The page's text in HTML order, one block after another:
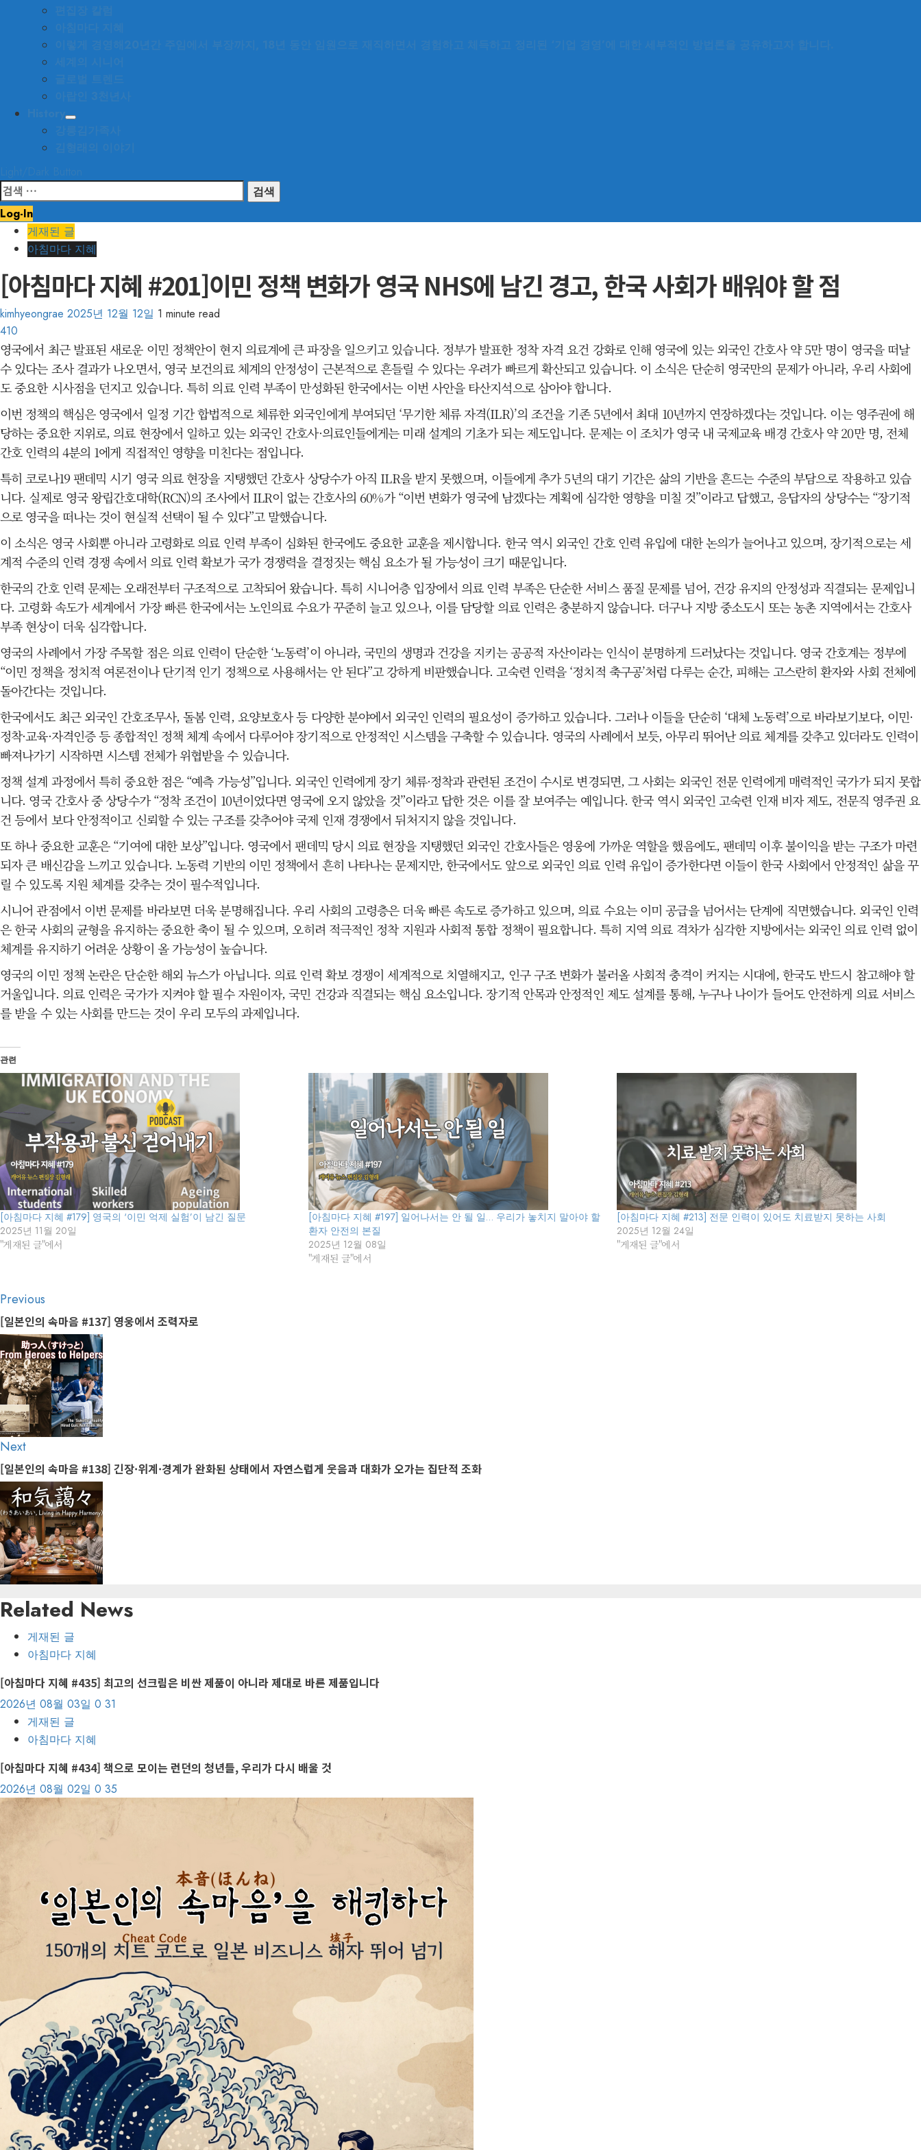
검
색:
Log-In
게재된 글
아침마다 지혜
[아침마다 지혜 #201]이민 정책 변화가 영국 NHS에 남긴 경고, 한국 사회가 배워야 할 점
kimhyeongrae 2025년 12월 12일 1 minute read
410
영국에서 최근 발표된 새로운 이민 정책안이 현지 의료계에 큰 파장을 일으키고 있습니다. 정부가 발표한 정착 자격 요건 강화로 인해 영국에 있는 외국인 간호사 약 5만 명이 영국을 떠날
수 있다는 조사 결과가 나오면서, 영국 보건의료 체계의 안정성이 근본적으로 흔들릴 수 있다는 우려가 빠르게 확산되고 있습니다. 이 소식은 단순히 영국만의 문제가 아니라, 우리 사회에
도 중요한 시사점을 던지고 있습니다. 특히 의료 인력 부족이 만성화된 한국에서는 이번 사안을 타산지석으로 삼아야 합니다.
이번 정책의 핵심은 영국에서 일정 기간 합법적으로 체류한 외국인에게 부여되던 ‘무기한 체류 자격(ILR)’의 조건을 기존 5년에서 최대 10년까지 연장하겠다는 것입니다. 이는 영주권에 해
당하는 중요한 지위로, 의료 현장에서 일하고 있는 외국인 간호사·의료인들에게는 미래 설계의 기초가 되는 제도입니다. 문제는 이 조치가 영국 내 국제교육 배경 간호사 약 20만 명, 전체
간호 인력의 4분의 1에게 직접적인 영향을 미친다는 점입니다.
특히 코로나19 팬데믹 시기 영국 의료 현장을 지탱했던 간호사 상당수가 아직 ILR을 받지 못했으며, 이들에게 추가 5년의 대기 기간은 삶의 기반을 흔드는 수준의 부담으로 작용하고 있습
니다. 실제로 영국 왕립간호대학(RCN)의 조사에서 ILR이 없는 간호사의 60%가 “이번 변화가 영국에 남겠다는 계획에 심각한 영향을 미칠 것”이라고 답했고, 응답자의 상당수는 “장기적
으로 영국을 떠나는 것이 현실적 선택이 될 수 있다”고 말했습니다.
이 소식은 영국 사회뿐 아니라 고령화로 의료 인력 부족이 심화된 한국에도 중요한 교훈을 제시합니다. 한국 역시 외국인 간호 인력 유입에 대한 논의가 늘어나고 있으며, 장기적으로는 세
계적 수준의 인력 경쟁 속에서 의료 인력 확보가 국가 경쟁력을 결정짓는 핵심 요소가 될 가능성이 크기 때문입니다.
한국의 간호 인력 문제는 오래전부터 구조적으로 고착되어 왔습니다. 특히 시니어층 입장에서 의료 인력 부족은 단순한 서비스 품질 문제를 넘어, 건강 유지의 안정성과 직결되는 문제입니
다. 고령화 속도가 세계에서 가장 빠른 한국에서는 노인의료 수요가 꾸준히 늘고 있으나, 이를 담당할 의료 인력은 충분하지 않습니다. 더구나 지방 중소도시 또는 농촌 지역에서는 간호사
부족 현상이 더욱 심각합니다.
영국의 사례에서 가장 주목할 점은 의료 인력이 단순한 ‘노동력’이 아니라, 국민의 생명과 건강을 지키는 공공적 자산이라는 인식이 분명하게 드러났다는 것입니다. 영국 간호계는 정부에
“이민 정책을 정치적 여론전이나 단기적 인기 정책으로 사용해서는 안 된다”고 강하게 비판했습니다. 고숙련 인력을 ‘정치적 축구공’처럼 다루는 순간, 피해는 고스란히 환자와 사회 전체에
돌아간다는 것입니다.
한국에서도 최근 외국인 간호조무사, 돌봄 인력, 요양보호사 등 다양한 분야에서 외국인 인력의 필요성이 증가하고 있습니다. 그러나 이들을 단순히 ‘대체 노동력’으로 바라보기보다, 이민·
정착·교육·자격인증 등 종합적인 정책 체계 속에서 다루어야 장기적으로 안정적인 시스템을 구축할 수 있습니다. 영국의 사례에서 보듯, 아무리 뛰어난 의료 체계를 갖추고 있더라도 인력이
빠져나가기 시작하면 시스템 전체가 위협받을 수 있습니다.
정책 설계 과정에서 특히 중요한 점은 “예측 가능성”입니다. 외국인 인력에게 장기 체류·정착과 관련된 조건이 수시로 변경되면, 그 사회는 외국인 전문 인력에게 매력적인 국가가 되지 못합
니다. 영국 간호사 중 상당수가 “정착 조건이 10년이었다면 영국에 오지 않았을 것”이라고 답한 것은 이를 잘 보여주는 예입니다. 한국 역시 외국인 고숙련 인재 비자 제도, 전문직 영주권 요
건 등에서 보다 안정적이고 신뢰할 수 있는 구조를 갖추어야 국제 인재 경쟁에서 뒤처지지 않을 것입니다.
또 하나 중요한 교훈은 “기여에 대한 보상”입니다. 영국에서 팬데믹 당시 의료 현장을 지탱했던 외국인 간호사들은 영웅에 가까운 역할을 했음에도, 팬데믹 이후 불이익을 받는 구조가 마련
되자 큰 배신감을 느끼고 있습니다. 노동력 기반의 이민 정책에서 흔히 나타나는 문제지만, 한국에서도 앞으로 외국인 의료 인력 유입이 증가한다면 이들이 한국 사회에서 안정적인 삶을 꾸
릴 수 있도록 지원 체계를 갖추는 것이 필수적입니다.
시니어 관점에서 이번 문제를 바라보면 더욱 분명해집니다. 우리 사회의 고령층은 더욱 빠른 속도로 증가하고 있으며, 의료 수요는 이미 공급을 넘어서는 단계에 직면했습니다. 외국인 인력
은 한국 사회의 균형을 유지하는 중요한 축이 될 수 있으며, 오히려 적극적인 정착 지원과 사회적 통합 정책이 필요합니다. 특히 지역 의료 격차가 심각한 지방에서는 외국인 의료 인력 없이
체계를 유지하기 어려운 상황이 올 가능성이 높습니다.
영국의 이민 정책 논란은 단순한 해외 뉴스가 아닙니다. 의료 인력 확보 경쟁이 세계적으로 치열해지고, 인구 구조 변화가 불러올 사회적 충격이 커지는 시대에, 한국도 반드시 참고해야 할
거울입니다. 의료 인력은 국가가 지켜야 할 필수 자원이자, 국민 건강과 직결되는 핵심 요소입니다. 장기적 안목과 안정적인 제도 설계를 통해, 누구나 나이가 들어도 안전하게 의료 서비스
를 받을 수 있는 사회를 만드는 것이 우리 모두의 과제입니다.
관련
[아침마다 지혜 #179] 영국의 ‘이민 억제 실험’이 남긴 질문
2025년 11월 20일
"게재된 글"에서
[아침마다 지혜 #197] 일어나서는 안 될 일… 우리가 놓치지 말아야 할
환자 안전의 본질
2025년 12월 08일
"게재된 글"에서
[아침마다 지혜 #213] 전문 인력이 있어도 치료받지 못하는 사회
2025년 12월 24일
"게재된 글"에서
Post
navigation
Previous
post:
[일본인의 속마음 #137] 영웅에서 조력자로
NextNext
post:
[일본인의 속마음 #138] 긴장·위계·경계가 완화된 상태에서 자연스럽게 웃음과 대화가 오가는 집단적 조화
Related News
게재된 글
아침마다 지혜
[아침마다 지혜 #435] 최고의 선크림은 비싼 제품이 아니라 제대로 바른 제품입니다
2026년 08월 03일 0 31
게재된 글
아침마다 지혜
[아침마다 지혜 #434] 책으로 모이는 런던의 청년들, 우리가 다시 배울 것
2026년 08월 02일 0 35